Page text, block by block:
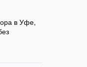
в Уфе,